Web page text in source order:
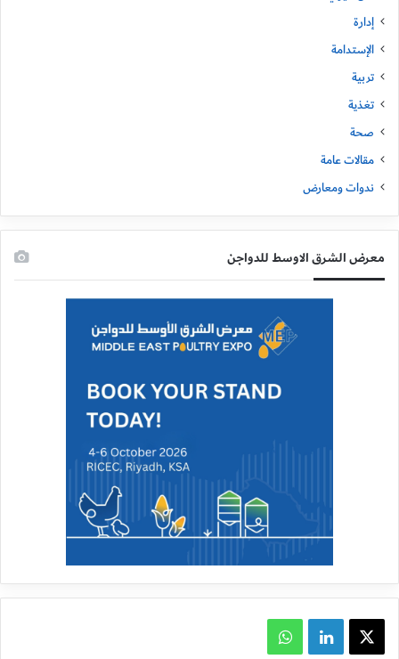
إدارة
الإستدامة
تربية
تغذية
صحة
مقالات عامة
ندوات ومعارض
معرض الشرق الاوسط للدواجن
لينكدإنواتساب